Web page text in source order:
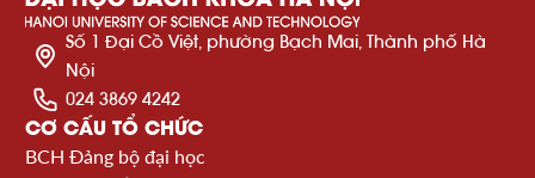
Số 1 Đại Cồ Việt, phường Bạch Mai, Thành phố Hà
Nội
024 3869 4242
CƠ CẤU TỔ CHỨC
BCH Đảng bộ đại học